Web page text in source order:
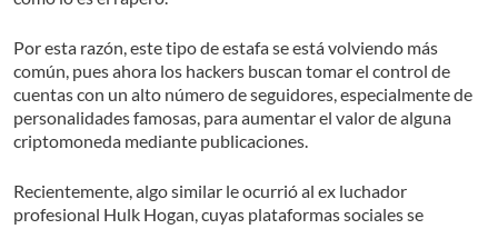
Por esta razón, este tipo de estafa se está volviendo más
común, pues ahora los hackers buscan tomar el control de
cuentas con un alto número de seguidores, especialmente de
personalidades famosas, para aumentar el valor de alguna
criptomoneda mediante publicaciones.
Recientemente, algo similar le ocurrió al ex luchador
profesional Hulk Hogan, cuyas plataformas sociales se